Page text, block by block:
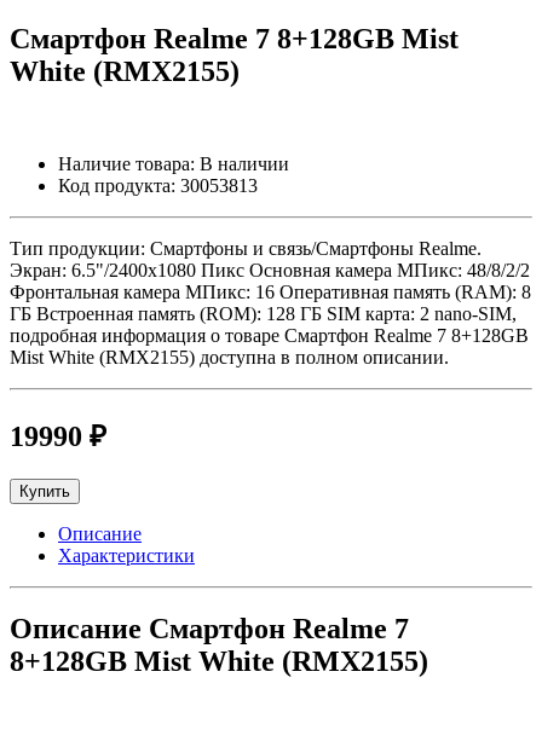
Смартфон Realme 7 8+128GB Mist
White (RMX2155)
Наличие товара: В наличии
Код продукта: 30053813
Тип продукции: Смартфоны и связь/Смартфоны Realme.
Экран: 6.5"/2400x1080 Пикс Основная камера МПикс: 48/8/2/2
Фронтальная камера МПикс: 16 Оперативная память (RAM): 8
ГБ Встроенная память (ROM): 128 ГБ SIM карта: 2 nano-SIM,
подробная информация о товаре Смартфон Realme 7 8+128GB
Mist White (RMX2155) доступна в полном описании.
19990 ₽
Купить
Описание
Характеристики
Описание Смартфон Realme 7
8+128GB Mist White (RMX2155)